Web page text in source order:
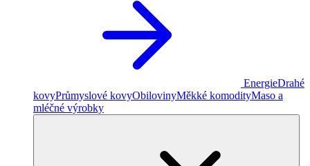
EnergieDrahé
kovyPrůmyslové kovyObilovinyMěkké komodityMaso a
mléčné výrobky